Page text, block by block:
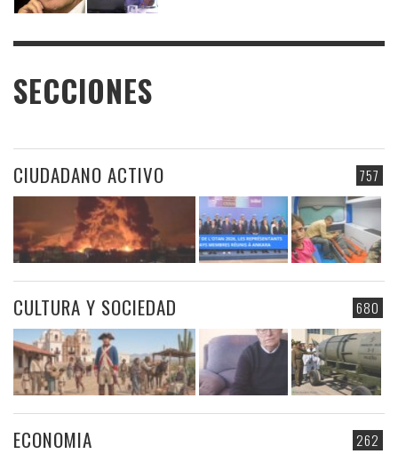
SECCIONES
757
CIUDADANO ACTIVO
680
CULTURA Y SOCIEDAD
262
ECONOMIA